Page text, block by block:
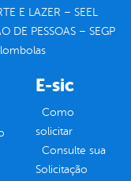
E LAZER – SEEL
DE PESSOAS – SEGP
E-sic
Como
solicitar
Consulte sua
Solicitação